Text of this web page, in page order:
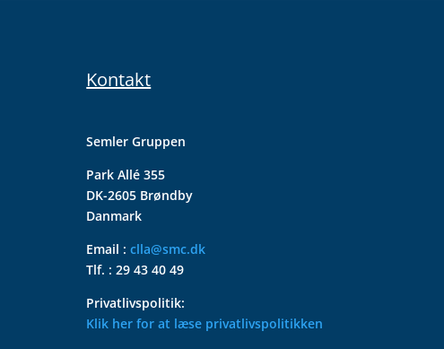
Kontakt
Semler Gruppen
Park Allé 355
DK-2605 Brøndby
Danmark
Email :clla@smc.dk
Tlf. : 29 43 40 49
Privatlivspolitik:
Klik her for at læse privatlivspolitikken